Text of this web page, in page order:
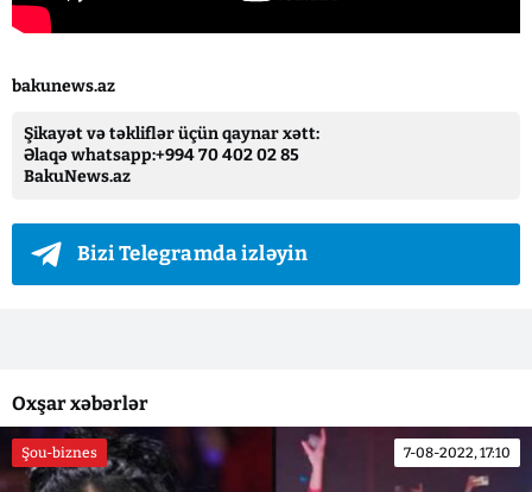
bakunews.az
Şikayət və təkliflər üçün qaynar xətt:
Əlaqə whatsapp:+994 70 402 02 85
BakuNews.az
Bizi Telegramda izləyin
Oxşar xəbərlər
Şou-biznes 7-08-2022, 17:10